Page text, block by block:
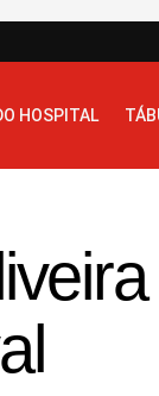
HOSPITAL